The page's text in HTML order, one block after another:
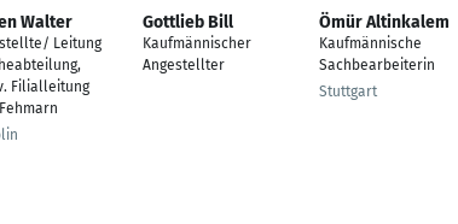
Walter
Leitung
Filialleitung
Gottlieb Bill
Kaufmännischer
Angestellter
Ömür Altinkalem
Kaufmännische
Sachbearbeiterin
Stuttgart